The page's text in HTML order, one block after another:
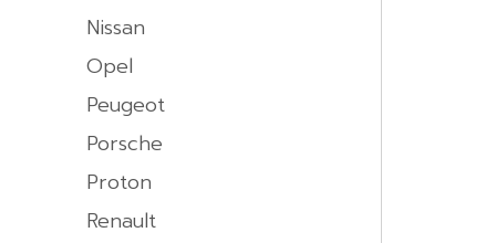
Nissan
Opel
Peugeot
Porsche
Proton
Renault